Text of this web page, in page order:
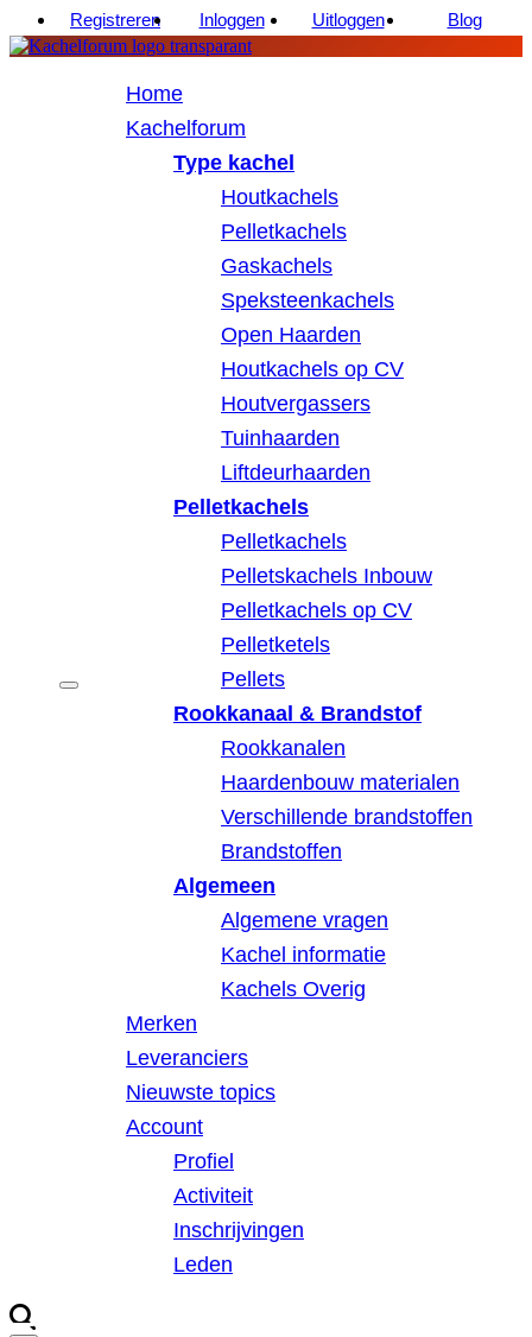
Registreren Inloggen Uitloggen Blog
Home
Kachelforum
Type kachel
Houtkachels
Pelletkachels
Gaskachels
Speksteenkachels
Open Haarden
Houtkachels op CV
Houtvergassers
Tuinhaarden
Liftdeurhaarden
Pelletkachels
Pelletkachels
Pelletskachels Inbouw
Pelletkachels op CV
Pelletketels
Pellets
Rookkanaal & Brandstof
Rookkanalen
Haardenbouw materialen
Verschillende brandstoffen
Brandstoffen
Algemeen
Algemene vragen
Kachel informatie
Kachels Overig
Merken
Leveranciers
Nieuwste topics
Account
Profiel
Activiteit
Inschrijvingen
Leden